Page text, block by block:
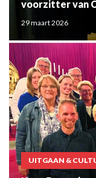
voorzitter van
29 maart 2026
UITGAAN &